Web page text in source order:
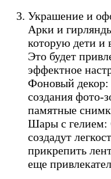
Украшение и
Арки и
которую дети и
Это будет
эффектное
Фоновый декор:
создания фото-
памятные
Шары с гелием:
создадут
прикрепить
еще